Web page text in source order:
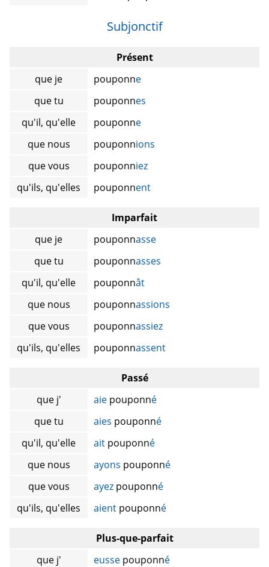
Subjonctif
Présent
que je
pouponne
que tu
pouponnes
qu'il, qu'elle
pouponne
que nous
pouponnions
que vous
pouponniez
qu'ils, qu'elles
pouponnent
Imparfait
que je
pouponnasse
que tu
pouponnasses
qu'il, qu'elle
pouponnât
que nous
pouponnassions
que vous
pouponnassiez
qu'ils, qu'elles
pouponnassent
Passé
que j'
aie pouponné
que tu
aies pouponné
qu'il, qu'elle
ait pouponné
que nous
ayons pouponné
que vous
ayez pouponné
qu'ils, qu'elles
aient pouponné
Plus-que-parfait
que j'
eusse pouponné